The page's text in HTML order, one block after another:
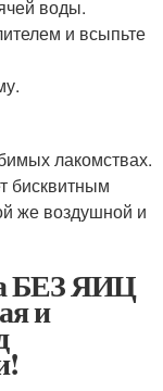
воды.
и всыпьте
лакомствах.
бисквитным
же воздушной и
БЕЗ ЯИЦ
и